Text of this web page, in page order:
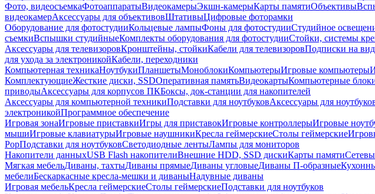
Фото, видеосъемкаФотоаппаратыВидеокамерыЭкшн-камерыКарты памятиОбъективы
видеокамерАксессуары для объективовШтативыЦифровые фоторамки
Оборудование для фотостудииКольцевые лампыФоны для фотостудииСтудийное
съемкиВспышки студийныеКомплекты оборудования для фотостудииСтойки, системы
Аксессуары для телевизоровКронштейны, стойкиКабели для телевизоровПодписки на
для ухода за электроникойКабели, переходники
Компьютерная техникаНоутбукиПланшетыМоноблокиКомпьютерыИгровые компьютеры
КомплектующиеЖесткие диски, SSDОперативная памятьВидеокартыКомпьютерные
приводыАксессуары для корпусов ПКБоксы, док-станции для накопителей
Аксессуары для компьютерной техникиПодставки для ноутбуковАксессуары для
электроникойПрограммное обеспечение
Игровая зонаИгровые приставкиИгры для приставокИгровые контроллерыИгровые
мышиИгровые клавиатурыИгровые наушникиКресла геймерскиеСтолы геймерские
PopПодставки для ноутбуковСветодиодные лентыЛампы для мониторов
Накопители данныхUSB Flash накопителиВнешние HDD, SSD дискиКарты памяти
Мягкая мебельДиваны, тахтыДиваны прямыеДиваны угловыеДиваны П-образные
мебелиБескаркасные кресла-мешки и диваныНадувные диваны
Игровая мебельКресла геймерскиеСтолы геймерскиеПодставки для ноутбуков